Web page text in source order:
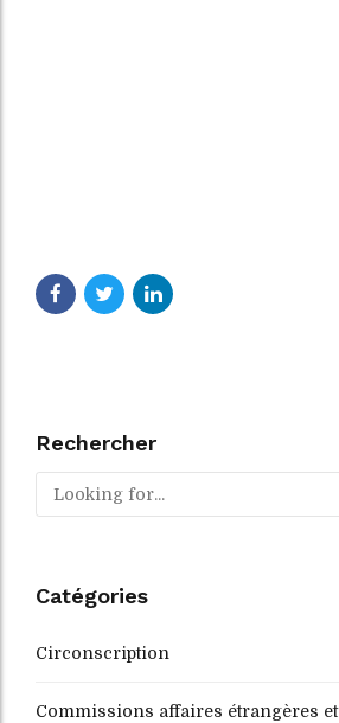
Rechercher
Catégories
Circonscription
Commissions affaires étrangères et